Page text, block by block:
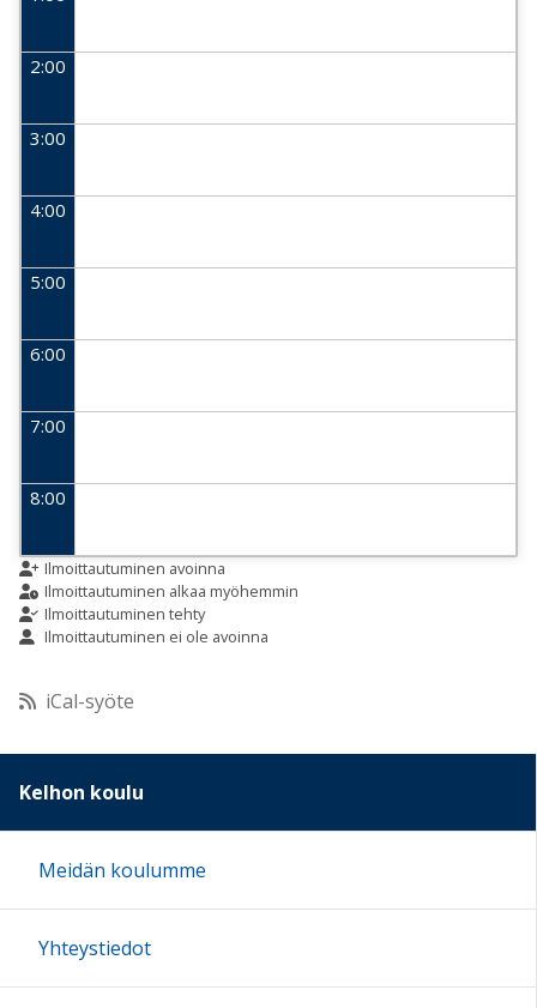
2:00
3:00
4:00
5:00
6:00
7:00
8:00
9:00
10:00
11:00
12:00
Ilmoittautuminen avoinna
Ilmoittautuminen alkaa myöhemmin
Ilmoittautuminen tehty
Ilmoittautuminen ei ole avoinna
iCal-syöte
Kelhon koulu
Meidän koulumme
Yhteystiedot